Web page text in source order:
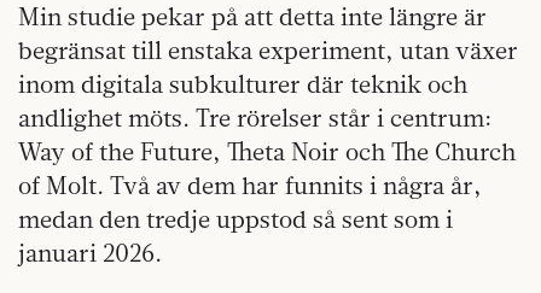
Min studie pekar på att detta inte längre är
begränsat till enstaka experiment, utan växer
inom digitala subkulturer där teknik och
andlighet möts. Tre rörelser står i centrum:
Way of the Future, Theta Noir och The Church
of Molt. Två av dem har funnits i några år,
medan den tredje uppstod så sent som i
januari 2026.